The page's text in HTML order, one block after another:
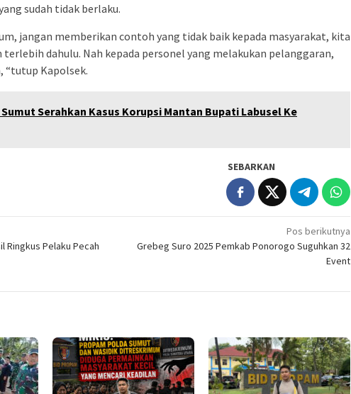
sudah tidak berlaku.
jangan memberikan contoh yang tidak baik kepada masyarakat, kita
dahulu. Nah kepada personel yang melakukan pelanggaran,
“tutup Kapolsek.
Serahkan Kasus Korupsi Mantan Bupati Labusel Ke
SEBARKAN
Ringkus Pelaku Pecah
Pos berikutnya
Grebeg Suro 2025 Pemkab Ponorogo Suguhkan 32
Event